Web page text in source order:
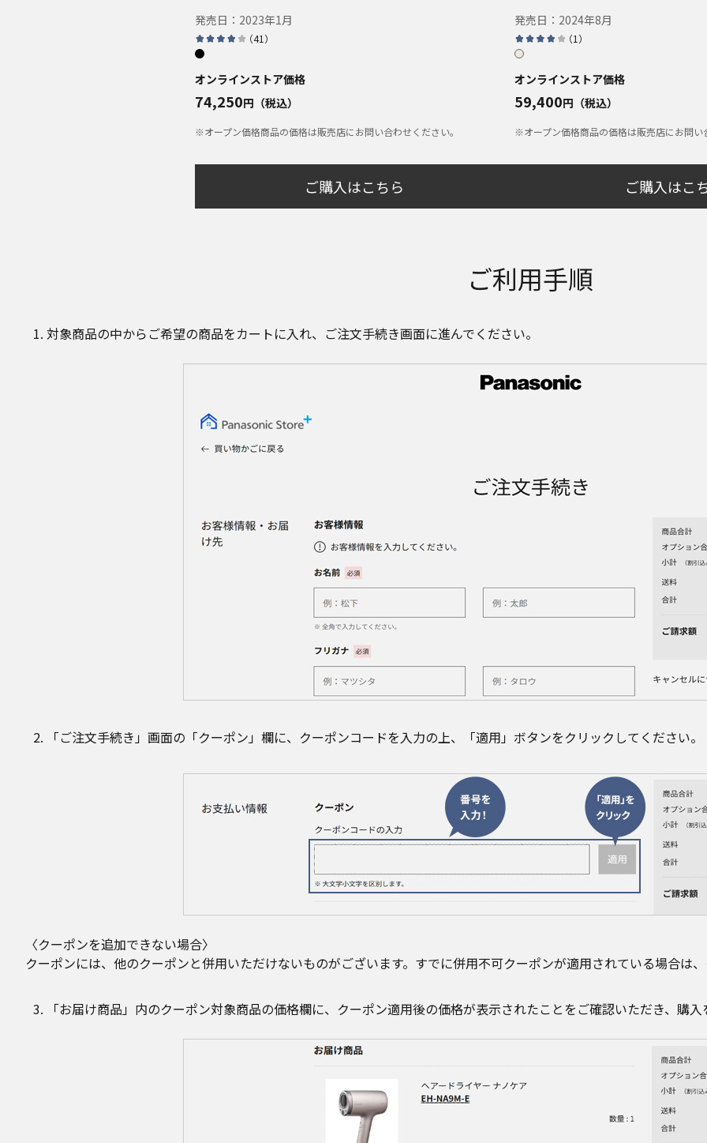
発売日： 2023年1月
（41 ）
オンラインストア価格
74,250円（税込）
※オープン価格商品の価格は販売店にお問い合わせください。
ご購入はこちら
発売日： 2024年8月
（1 ）
オンラインストア価格
59,400円（税込）
※オープン価格商品の価格は販売店にお問い
ご購入はこ
ご利用手順
対象商品の中からご希望の商品をカートに入れ、ご注文手続き画面に進んでください。
「ご注文手続き」画面の「クーポン」欄に、クーポンコードを入力の上、「適用」ボタンをクリックしてください。
〈クーポンを追加できない場合〉
クーポンには、他のクーポンと併用いただけないものがございます。すでに併用不可クーポンが適用されている場合は
「お届け商品」内のクーポン対象商品の価格欄に、クーポン適用後の価格が表示されたことをご確認いただき、購入